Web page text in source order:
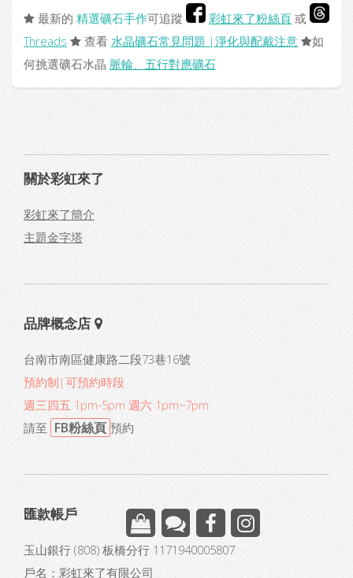
最新的 精選礦石手作可追蹤 彩虹來了粉絲頁 或
Threads
查看 水晶礦石常見問題 |淨化與配戴注意
如
何挑選礦石水晶 脈輪、五行對應礦石
關於彩虹來了
彩虹來了簡介
主題金字塔
品牌概念店
台南市南區健康路二段73巷16號
預約制|可預約時段
週三四五 1pm-5pm 週六 1pm~7pm
請至 FB粉絲頁 預約
匯款帳戶
玉山銀行 (808) 板橋分行 1171940005807
戶名：彩虹來了有限公司